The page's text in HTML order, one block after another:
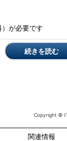
が必要です
続きを読む
Copyright ©
関連情報